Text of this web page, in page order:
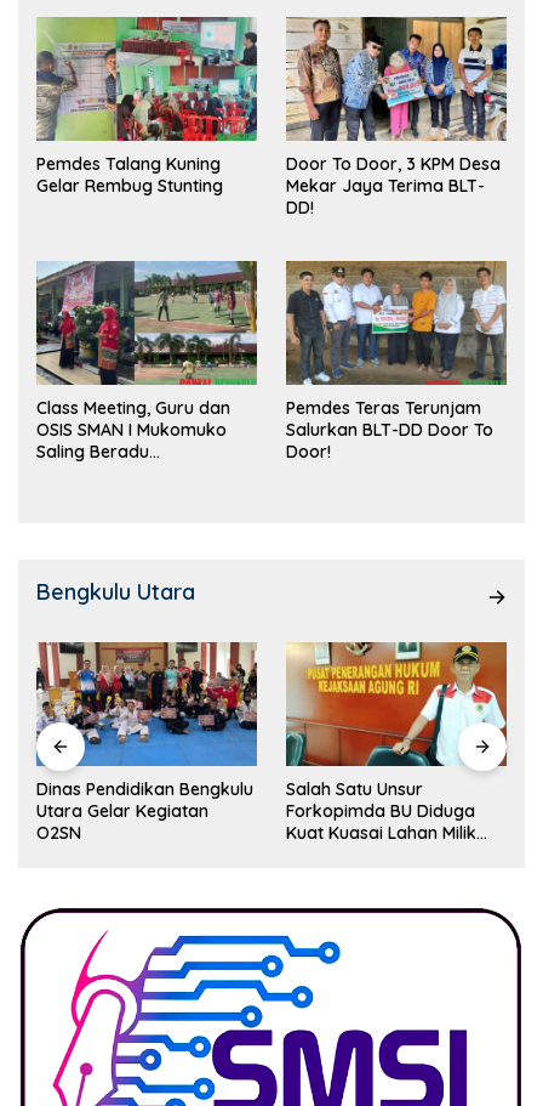
Pasar
Pemdes Talang Kuning
Gelar Rembug Stunting
Door To Door, 3 KPM Desa
Mekar Jaya Terima BLT-
DD!
Class Meeting, Guru dan
OSIS SMAN I Mukomuko
Saling Beradu
Pemdes Teras Terunjam
Salurkan BLT-DD Door To
Door!
Bengkulu Utara
Dinas Pendidikan Bengkulu
Utara Gelar Kegiatan
O2SN
Salah Satu Unsur
Forkopimda BU Diduga
Kuat Kuasai Lahan Milik